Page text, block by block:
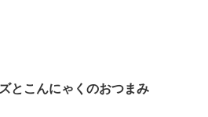
とこんにゃくのおつまみ